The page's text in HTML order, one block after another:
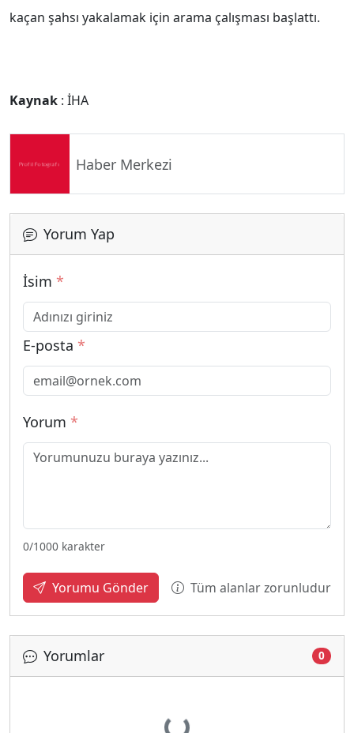
kaçan şahsı yakalamak için arama çalışması başlattı.
Kaynak : İHA
Haber Merkezi
Yorum Yap
İsim *
E-posta *
Yorum *
0/1000 karakter
Yorumu Gönder Tüm alanlar zorunludur
Yorumlar 0